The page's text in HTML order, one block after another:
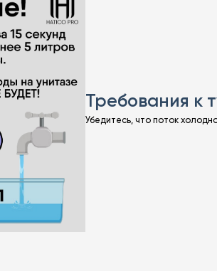
Требования к
Убедитесь, что поток